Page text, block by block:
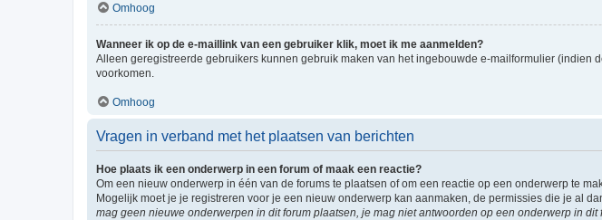
Omhoog
Wanneer ik op de e-maillink van een gebruiker klik, moet ik me aanmelden?
Alleen geregistreerde gebruikers kunnen gebruik maken van het ingebouwde e-mailformulier
voorkomen.
Omhoog
Vragen in verband met het plaatsen van berichten
Hoe plaats ik een onderwerp in een forum of maak een reactie?
Om een nieuw onderwerp in één van de forums te plaatsen of om een reactie op een onderwerp te
Mogelijk moet je je registreren voor je een nieuw onderwerp kan aanmaken, de permissies die je al
mag geen nieuwe onderwerpen in dit forum plaatsen, je mag niet antwoorden op een onderwerp in dit